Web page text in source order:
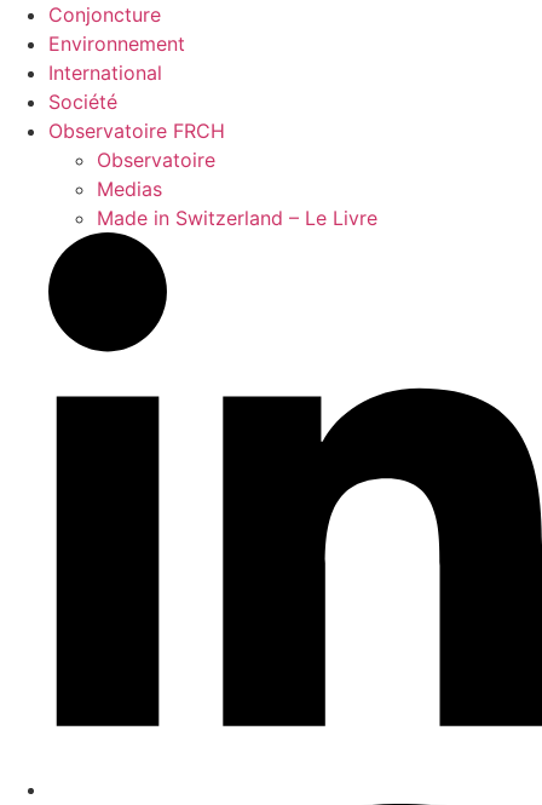
Conjoncture
Environnement
International
Société
Observatoire FRCH
Observatoire
Medias
Made in Switzerland – Le Livre